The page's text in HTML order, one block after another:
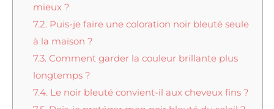
mieux ?
7.2. Puis-je faire une coloration noir bleuté seule
à la maison ?
7.3. Comment garder la couleur brillante plus
longtemps ?
7.4. Le noir bleuté convient-il aux cheveux fins ?